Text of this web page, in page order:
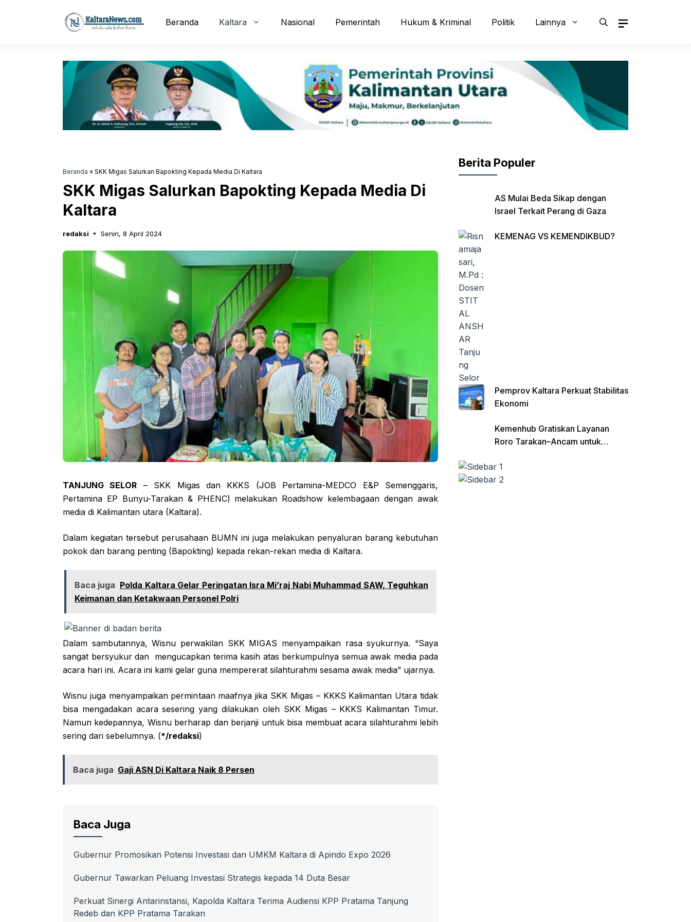
Beranda Kaltara Nasional Pemerintah Hukum & Kriminal Politik Lainnya
Beranda » SKK Migas Salurkan Bapokting Kepada Media Di Kaltara
SKK Migas Salurkan Bapokting Kepada Media Di
Kaltara
redaksi Senin, 8 April 2024
TANJUNG SELOR – SKK Migas dan KKKS (JOB Pertamina-MEDCO E&P Semenggaris,
Pertamina EP Bunyu-Tarakan & PHENC) melakukan Roadshow kelembagaan dengan awak
media di Kalimantan utara (Kaltara).
Dalam kegiatan tersebut perusahaan BUMN ini juga melakukan penyaluran barang kebutuhan
pokok dan barang penting (Bapokting) kepada rekan-rekan media di Kaltara.
Baca juga Polda Kaltara Gelar Peringatan Isra Mi’raj Nabi Muhammad SAW, Teguhkan
Keimanan dan Ketakwaan Personel Polri
Dalam sambutannya, Wisnu perwakilan SKK MIGAS menyampaikan rasa syukurnya. “Saya
sangat bersyukur dan mengucapkan terima kasih atas berkumpulnya semua awak media pada
acara hari ini. Acara ini kami gelar guna mempererat silahturahmi sesama awak media” ujarnya.
Wisnu juga menyampaikan permintaan maafnya jika SKK Migas – KKKS Kalimantan Utara tidak
bisa mengadakan acara sesering yang dilakukan oleh SKK Migas – KKKS Kalimantan Timur.
Namun kedepannya, Wisnu berharap dan berjanji untuk bisa membuat acara silahturahmi lebih
sering dari sebelumnya. (*/redaksi)
Baca juga Gaji ASN Di Kaltara Naik 8 Persen
Baca Juga
Gubernur Promosikan Potensi Investasi dan UMKM Kaltara di Apindo Expo 2026
Gubernur Tawarkan Peluang Investasi Strategis kepada 14 Duta Besar
Perkuat Sinergi Antarinstansi, Kapolda Kaltara Terima Audiensi KPP Pratama Tanjung
Redeb dan KPP Pratama Tarakan
Berita Populer
AS Mulai Beda Sikap dengan
Israel Terkait Perang di Gaza
KEMENAG VS KEMENDIKBUD?
Pemprov Kaltara Perkuat Stabilitas
Ekonomi
Kemenhub Gratiskan Layanan
Roro Tarakan–Ancam untuk